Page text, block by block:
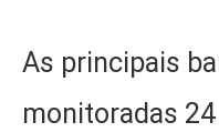
As principais
monitoradas